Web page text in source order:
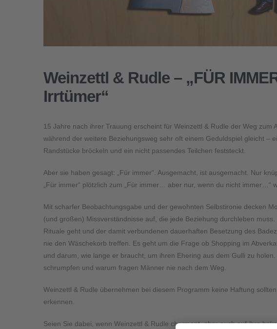
Weinzettl & Rudle – „FÜR
Irrtümer“
15 Jahre nach ihrer Trauung erscheint für Weinzettl & Rudle der Weg zum
während der weitere Beziehungsweg sehr oft einem Geduldspiel gleicht –
Randstücke bröckeln und ein nicht passendes Teilchen feststeckt.
Aber sie haben gesagt: „Für immer“. Ausgemacht, ist ausgemacht. Nur
„Für immer“ plötzlich zum „Für immer… aber nur, wenn du nicht immer…“
Mit scharfer Beobachtungsgabe und der gewohnten Selbstironie decken
(und großen) Missverständnisse auf, die jede Beziehung durchleben
Rituale geht und der damit verbundenen dauerhaften Besetzung des
nie den Wäschekorb treffen. Es geht um die Frage ob Shopping im
und darum, wie lange er braucht, um ihren Ehering aus dem Gulli zu
schrumpfen und warum fragen Männer nie nach dem Weg.
Weinzettl & Rudle übernehmen bei diesem Programm keine Haftung
erkennen.
Seien Sie dabei, wenn Weinzettl & Rudle charmant, aber auch auf ihre